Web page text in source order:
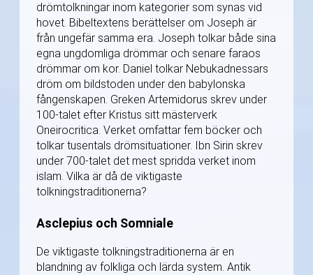
drömtolkningar inom kategorier som synas vid
hovet. Bibeltextens berättelser om Joseph är
från ungefär samma era. Joseph tolkar både sina
egna ungdomliga drömmar och senare faraos
drömmar om kor. Daniel tolkar Nebukadnessars
dröm om bildstoden under den babylonska
fångenskapen. Greken Artemidorus skrev under
100-talet efter Kristus sitt mästerverk
Oneirocritica. Verket omfattar fem böcker och
tolkar tusentals drömsituationer. Ibn Sirin skrev
under 700-talet det mest spridda verket inom
islam. Vilka är då de viktigaste
tolkningstraditionerna?
Asclepius och Somniale
De viktigaste tolkningstraditionerna är en
blandning av folkliga och lärda system. Antik